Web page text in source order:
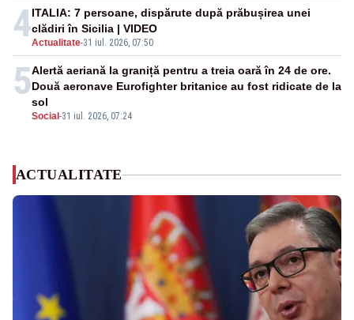
4Actualitate-31 iul. 2026, 07:50
ITALIA: 7 persoane, dispărute după prăbușirea unei
clădiri în Sicilia | VIDEO
5
Social -31 iul. 2026, 07:24
Alertă aeriană la graniță pentru a treia oară în 24 de ore.
Două aeronave Eurofighter britanice au fost ridicate de la
sol
ACTUALITATE